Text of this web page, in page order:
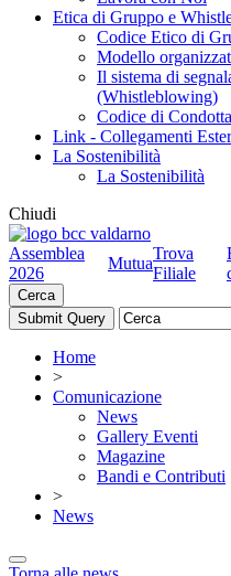
Etica di Gruppo e
Codice Etico di
Modello
Il sistema di
(Whistleblowing)
Codice di
Link - Collegamenti
La Sostenibilità
La Sostenibilità
Chiudi
Assemblea
2026
Mutua
Trova
Filiale
Cerca
Home
>
Comunicazione
News
Gallery Eventi
Magazine
Bandi e Contributi
>
News